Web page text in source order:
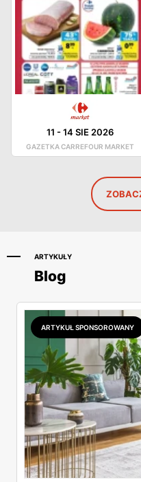
11 -14 SIE 2026
GAZETKA CARREFOUR MARKET
ARTYKUŁY
Blog
ARTYKUŁ SPONSOROWANY